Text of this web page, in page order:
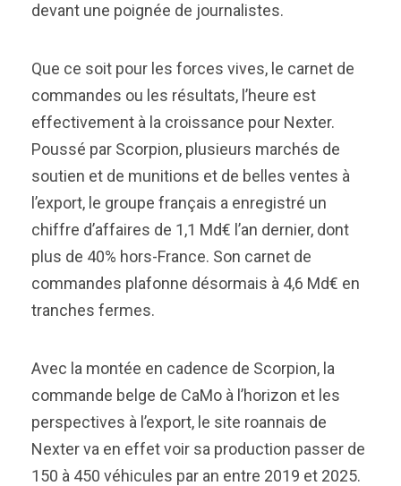
devant une poignée de journalistes.
Que ce soit pour les forces vives, le carnet de
commandes ou les résultats, l’heure est
effectivement à la croissance pour Nexter.
Poussé par Scorpion, plusieurs marchés de
soutien et de munitions et de belles ventes à
l’export, le groupe français a enregistré un
chiffre d’affaires de 1,1 Md€ l’an dernier, dont
plus de 40% hors-France. Son carnet de
commandes plafonne désormais à 4,6 Md€ en
tranches fermes.
Avec la montée en cadence de Scorpion, la
commande belge de CaMo à l’horizon et les
perspectives à l’export, le site roannais de
Nexter va en effet voir sa production passer de
150 à 450 véhicules par an entre 2019 et 2025.